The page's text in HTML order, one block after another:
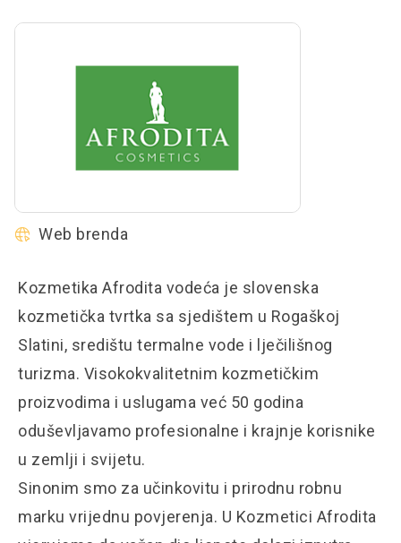
Web brenda
Kozmetika Afrodita vodeća je slovenska
kozmetička tvrtka sa sjedištem u Rogaškoj
Slatini, središtu termalne vode i lječilišnog
turizma. Visokokvalitetnim kozmetičkim
proizvodima i uslugama već 50 godina
oduševljavamo profesionalne i krajnje korisnike
u zemlji i svijetu.
Sinonim smo za učinkovitu i prirodnu robnu
marku vrijednu povjerenja. U Kozmetici Afrodita